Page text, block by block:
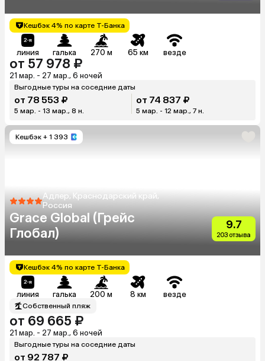
Кешбэк 4% по карте Т-Банка
линия галька 270 м 65 км везде
от 57 978 ₽
21 мар. - 27 мар., 6 ночей
Выгодные туры на соседние даты
от 78 553 ₽
5 мар. - 13 мар., 8 н.
от 74 837 ₽
5 мар. - 12 мар., 7 н.
Кешбэк + 1 393
Адлер, Краснодарский край,
Россия
Grace Global (Грейс
Глобал)
9.7
203 отзыва
Кешбэк 4% по карте Т-Банка
линия галька 200 м 8 км везде
Собственный пляж
от 69 665 ₽
21 мар. - 27 мар., 6 ночей
Выгодные туры на соседние даты
от 92 787 ₽